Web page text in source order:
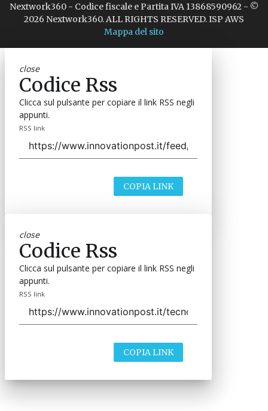
Nextwork360 - Codice fiscale e Partita IVA 13868590962 - ©
2026 Nextwork360. ALL RIGHTS RESERVED. ISP AWS
Mappa del sito
close
Codice Rss
Clicca sul pulsante per copiare il link RSS negli
appunti.
RSS link
COPIA LINK
close
Codice Rss
Clicca sul pulsante per copiare il link RSS negli
appunti.
RSS link
COPIA LINK